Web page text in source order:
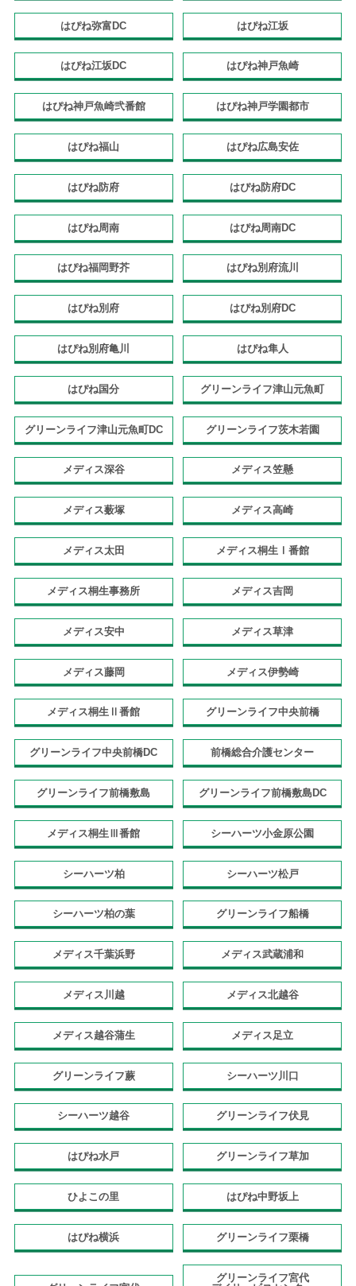
はぴね弥富DC はぴね江坂
はぴね江坂DC はぴね神戸魚崎
はぴね神戸魚崎弐番館 はぴね神戸学園都市
はぴね福山 はぴね広島安佐
はぴね防府 はぴね防府DC
はぴね周南 はぴね周南DC
はぴね福岡野芥 はぴね別府流川
はぴね別府 はぴね別府DC
はぴね別府亀川 はぴね隼人
はぴね国分 グリーンライフ津山元魚町
グリーンライフ津山元魚町DC グリーンライフ茨木若園
メディス深谷 メディス笠懸
メディス薮塚 メディス高崎
メディス太田 メディス桐生Ⅰ番館
メディス桐生事務所 メディス吉岡
メディス安中 メディス草津
メディス藤岡 メディス伊勢崎
メディス桐生Ⅱ番館 グリーンライフ中央前橋
グリーンライフ中央前橋DC 前橋総合介護センター
グリーンライフ前橋敷島 グリーンライフ前橋敷島DC
メディス桐生Ⅲ番館 シーハーツ小金原公園
シーハーツ柏 シーハーツ松戸
シーハーツ柏の葉 グリーンライフ船橋
メディス千葉浜野 メディス武蔵浦和
メディス川越 メディス北越谷
メディス越谷蒲生 メディス足立
グリーンライフ蕨 シーハーツ川口
シーハーツ越谷 グリーンライフ伏見
はぴね水戸 グリーンライフ草加
ひよこの里 はぴね中野坂上
はぴね横浜 グリーンライフ栗橋
グリーンライフ宮代